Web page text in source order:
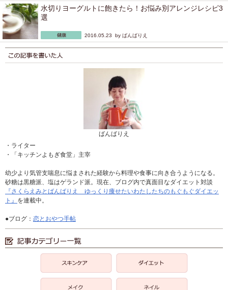
水切りヨーグルトに飽きたら！お悩み別アレンジレシピ3
選
2016.05.23 by ばんばりえ
ばんばりえ
・ライター
・「キッチンよもぎ食堂」主宰
幼少より気管支喘息に悩まされた経験から料理や食事に向き合うようになる。
砂糖は黒糖派、塩はゲランド派。現在、ブログ内で真面目なダイエット対談
『さくらえみとばんばりえ ゆっくり痩せたいわたしたちのもぐもぐダイエッ
ト』 を連載中。
●ブログ： 恋とおやつ手帖